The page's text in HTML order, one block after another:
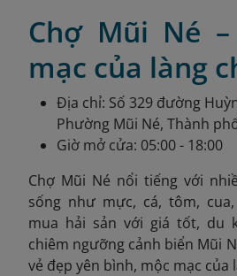
Chợ Mũi Né
mạc của làng
Địa chỉ: Số 329 đường
Phường Mũi Né, Thành
Giờ mở cửa: 05:00 - 18:00
Chợ Mũi Né nổi tiếng với
sống như mực, cá, tôm,
mua hải sản với giá tốt, du
chiêm ngưỡng cảnh biển Mũi
vẻ đẹp yên bình, mộc mạc của